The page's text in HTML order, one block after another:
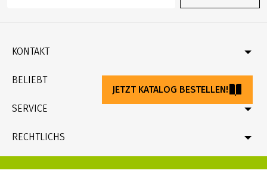
KONTAKT
Kontakt
Newsletter bestellen
BELIEBT
Deutschland
Rad & Schiff
SERVICE
Fragen und Antworten (FAQ)
RECHTLICHS
JETZT KATALOG BESTELLEN!